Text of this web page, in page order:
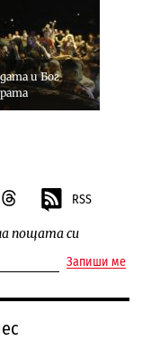
и Бог
threads RSS
пощата си
Запиши ме